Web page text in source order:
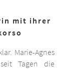
mit ihrer
Marie-Agnes
Tagen die